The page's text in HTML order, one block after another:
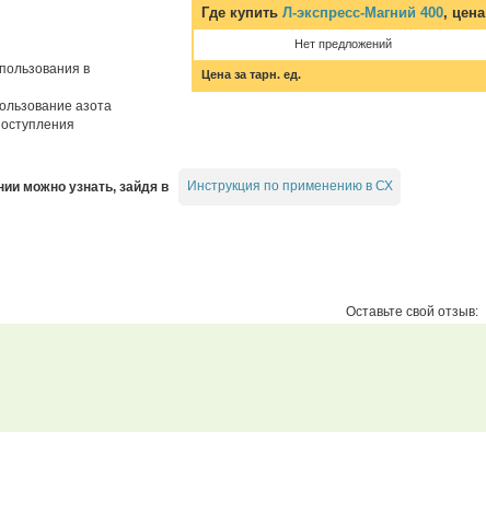
Где купить Л-экспресс-Магний 400, цена
Нет предложений
Цена за тарн. ед.
в
азота
можно узнать, зайдя в Инструкция по применению в СХ
Оставьте свой отзыв: